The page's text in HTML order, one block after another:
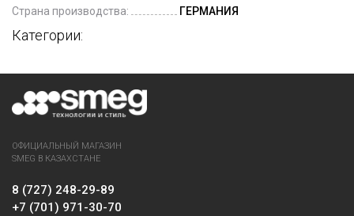
Страна производства: ГЕРМАНИЯ
Категории:
ОФИЦИАЛЬНЫЙ МАГАЗИН
SMEG В КАЗАХСТАНЕ
8 (727) 248-29-89
+7 (701) 971-30-70